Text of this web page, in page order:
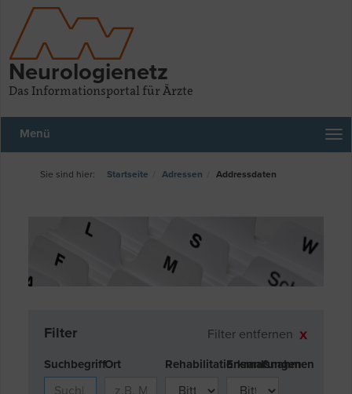
Neurologienetz
Das Informationsportal für Ärzte
Menü
Startseite Adressen Addressdaten
Filter Filter entfernen
SuchbegriffOrt Rehabilitationsmaßnahmen
Erkrankungen